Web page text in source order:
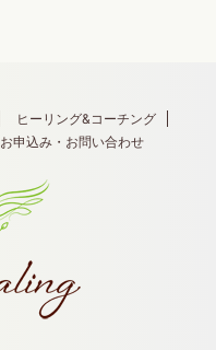
ヒーリング&コーチング
お申込み・お問い合わせ